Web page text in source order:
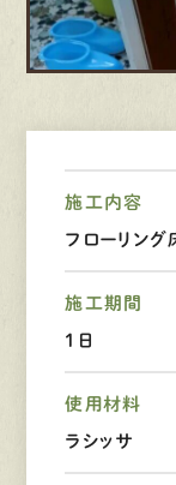
有資格者 が
施工内容
フローリング
施工期間
1日
使用材料
ラシッサ